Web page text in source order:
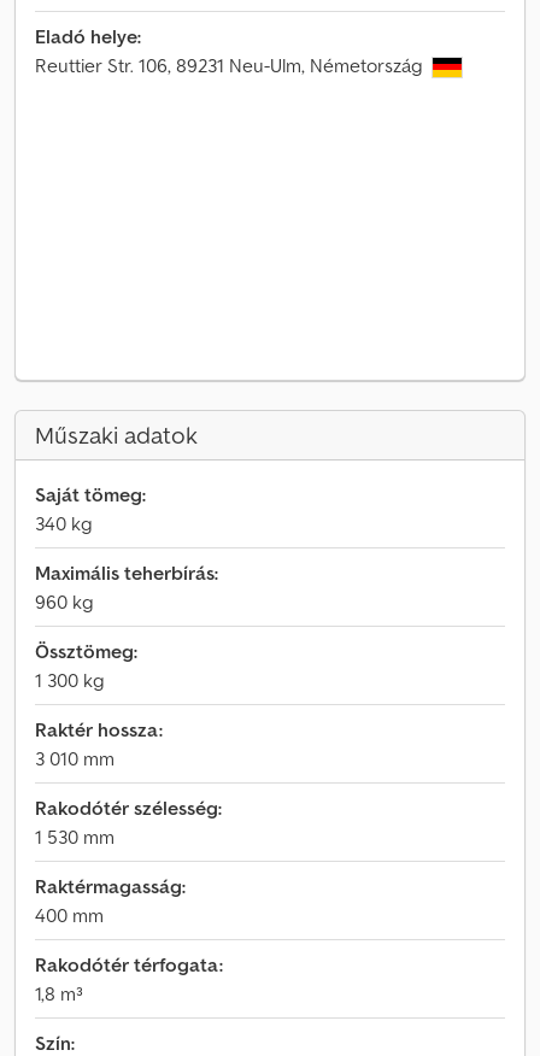
Eladó helye:
Reuttier Str. 106, 89231 Neu-Ulm, Németország
Műszaki adatok
Saját tömeg:
340 kg
Maximális teherbírás:
960 kg
Össztömeg:
1 300 kg
Raktér hossza:
3 010 mm
Rakodótér szélesség:
1 530 mm
Raktérmagasság:
400 mm
Rakodótér térfogata:
1,8 m³
Szín: